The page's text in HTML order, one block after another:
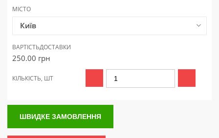
МІСТО
Київ
ВАРТІСТЬДОСТАВКИ
250.00 грн
КІЛЬКІСТЬ, ШТ
ШВИДКЕ ЗАМОВЛЕННЯ